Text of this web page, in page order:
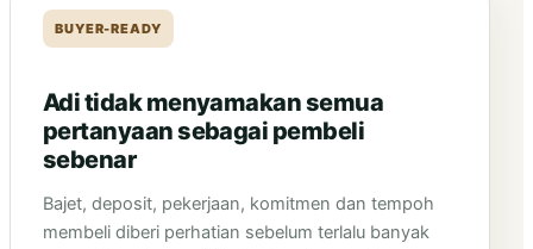
BUYER-READY
Adi tidak menyamakan semua
pertanyaan sebagai pembeli
sebenar
Bajet, deposit, pekerjaan, komitmen dan tempoh
membeli diberi perhatian sebelum terlalu banyak